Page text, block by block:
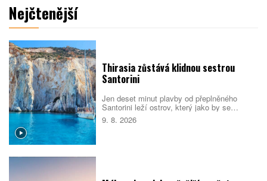
Nejčtenější
Thirasia zůstává klidnou sestrou
Santorini
Jen deset minut plavby od přeplněného
Santorini leží ostrov, který jako by se
turistickému ruchu záměrně vyhýbal.
Thirasia nabízí bílé kostely, opuštěná
9. 8. 2026